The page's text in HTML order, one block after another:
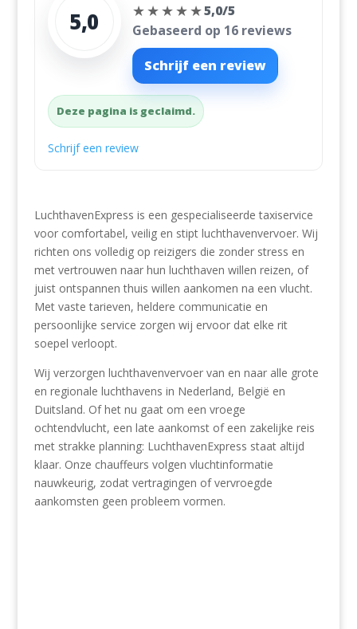
5,0 ★★★★★5,0/5
Gebaseerd op 16 reviews
Schrijf een review
Deze pagina is geclaimd.
Schrijf een review
LuchthavenExpress is een gespecialiseerde taxiservice
voor comfortabel, veilig en stipt luchthavenvervoer. Wij
richten ons volledig op reizigers die zonder stress en
met vertrouwen naar hun luchthaven willen reizen, of
juist ontspannen thuis willen aankomen na een vlucht.
Met vaste tarieven, heldere communicatie en
persoonlijke service zorgen wij ervoor dat elke rit
soepel verloopt.
Wij verzorgen luchthavenvervoer van en naar alle grote
en regionale luchthavens in Nederland, België en
Duitsland. Of het nu gaat om een vroege
ochtendvlucht, een late aankomst of een zakelijke reis
met strakke planning: LuchthavenExpress staat altijd
klaar. Onze chauffeurs volgen vluchtinformatie
nauwkeurig, zodat vertragingen of vervroegde
aankomsten geen probleem vormen.